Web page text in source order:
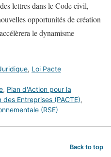
lettres dans le Code civil,
opportunités de création
le dynamisme
, Loi Pacte
, Plan d'Action pour la
Entreprises (PACTE),
(RSE)
Back to top